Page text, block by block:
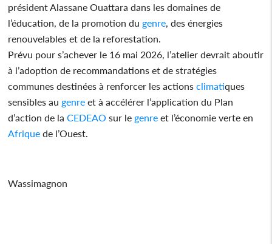
président Alassane Ouattara dans les domaines de
l’éducation, de la promotion du genre , des énergies
renouvelables et de la reforestation.
Prévu pour s’achever le 16 mai 2026, l’atelier devrait aboutir
à l’adoption de recommandations et de stratégies
communes destinées à renforcer les actions climatiques
sensibles au genre et à accélérer l’application du Plan
d’action de laCEDEAO sur le genre et l’économie verte en
Afrique de l’Ouest.
Wassimagnon